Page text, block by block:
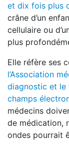
et dix fois plus
crâne d’un
cellulaire ou
plus
Elle réfère ses
l’Association
diagnostic et le
champs
médecins
de médication,
ondes pourrait